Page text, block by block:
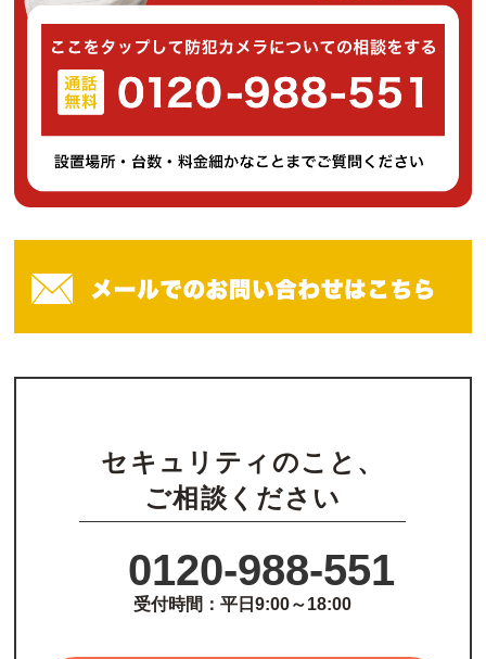
セキュリティのこと、
ご相談ください
0120-988-551
受付時間：平日9:00～18:00